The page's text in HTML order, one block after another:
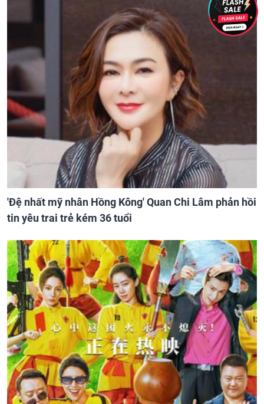
'Đệ nhất mỹ nhân Hồng Kông' Quan Chi Lâm phản hồi
tin yêu trai trẻ kém 36 tuổi